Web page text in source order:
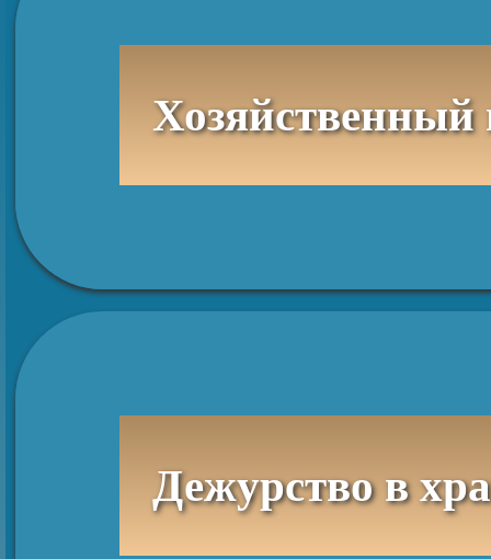
Хозяйственный
Дежурство в